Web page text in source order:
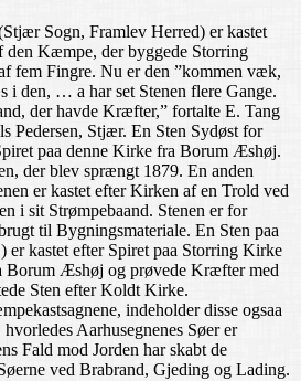
Sogn, Framlev Herred) er kastet
den Kæmpe, der byggede Storring
fem Fingre. Nu er den ”kommen væk,
i den, … a har set Stenen flere Gange.
der havde Kræfter,” fortalte E. Tang
Pedersen, Stjær. En Sten Sydøst for
paa denne Kirke fra Borum Æshøj.
der blev sprængt 1879. En anden
er kastet efter Kirken af en Trold ved
i sit Strømpebaand. Stenen er for
til Bygningsmateriale. En Sten paa
kastet efter Spiret paa Storring Kirke
Borum Æshøj og prøvede Kræfter med
Sten efter Koldt Kirke.
indeholder disse ogsaa
Aarhusegnenes Søer er
Fald mod Jorden har skabt de
ved Brabrand, Gjeding og Lading.